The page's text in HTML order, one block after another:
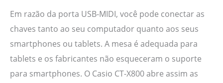
Em razão da porta USB-MIDI, você pode conectar as
chaves tanto ao seu computador quanto aos seus
smartphones ou tablets. A mesa é adequada para
tablets e os fabricantes não esqueceram o suporte
para smartphones. O Casio CT-X800 abre assim as